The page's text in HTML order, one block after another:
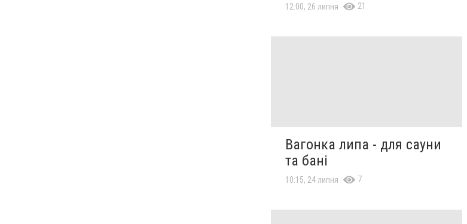
12:00, 26 липня 21
Вагонка липа - для сауни
та бані
10:15, 24 липня 7